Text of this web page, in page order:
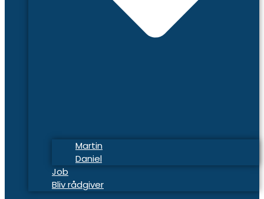
Martin
Daniel
Job
Bliv rådgiver